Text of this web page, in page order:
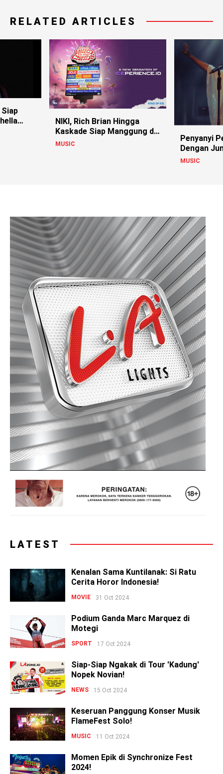
RELATED ARTICLES
Siap
NIKI, Rich Brian Hingga
Kaskade Siap Manggung di
HITC 2022
MUSIC
Penyanyi
Dengan
Tertinggi
MUSIC
LATEST
Kenalan Sama Kuntilanak: Si Ratu
Cerita Horor Indonesia!
MOVIE 31 Oct 2024
Podium Ganda Marc Marquez di
Motegi
SPORT 17 Oct 2024
Siap-Siap Ngakak di Tour 'Kadung'
Nopek Novian!
NEWS 15 Oct 2024
Keseruan Panggung Konser Musik
FlameFest Solo!
MUSIC 11 Oct 2024
Momen Epik di Synchronize Fest
2024!